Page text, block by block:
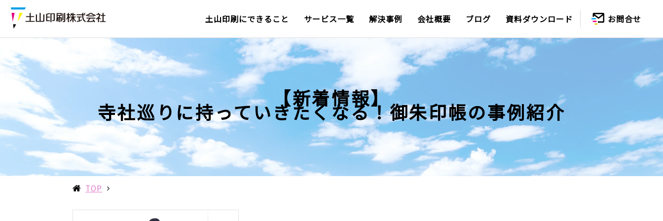
土山印刷にできること サービス一覧 解決事例 会社概要 ブログ 資料ダウンロード お問合せ
【新着情報】
寺社巡りに持っていきたくなる！御朱印帳の事例紹介
TOP